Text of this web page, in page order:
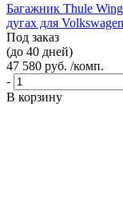
Багажник Thule
дугах для
Под заказ
(до 40 дней)
47 580 руб. /комп.
-
В корзину